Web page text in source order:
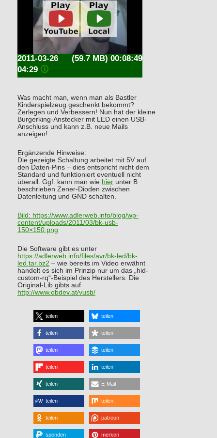
(59.7 MB) 00:08:49
2011-03-26
04:29 🛈
Was macht man, wenn man als Bastler
Kinderspielzeug geschenkt bekommt?
Zerlegen und Verbessern! Nun hat der kleine
Burgerking-Anstecker mit LED einen USB-
Anschluss und kann z.B. neue Mails
anzeigen!
Ergänzende Hinweise:
Die gezeigte Schaltung arbeitet mit 5V auf
den Daten-Pins – dies entspricht nicht dem
Standard und funktioniert eventuell nicht
überall. Ggf. kann man wie hierunter B
beschrieben Zener-Dioden zwischen
Datenleitung und GND schalten.
Bild: https://www.adlerweb.info/blog/wp-
content/uploads/2011/03/bk-usb-
150×150.png
Die Software gibt es unter
https://adlerweb.info/files/avr/bk-led/bk-
led.tar.bz2 – wie bereits im Video erwähnt
handelt es sich im Prinzip nur um das „hid-
custom-rq“-Beispiel des Herstellers. Die
Original-Lib gibts auf
http://www.obdev.at/vusb/
teilen teilen
teilen teilen
teilen teilen
teilen teilen
teilen E-Mail
teilen teilen
teilen patreon
spenden merken